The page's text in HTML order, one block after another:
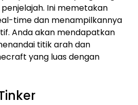
Ini memetakan
time dan menampilkannya
Anda akan mendapatkan
titik arah dan
yang luas dengan